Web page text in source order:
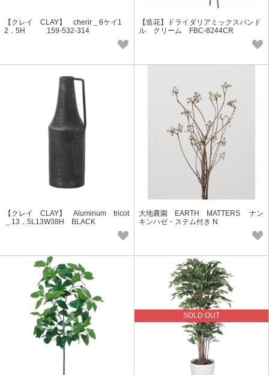
【クレイ CLAY】 cherir＿6ケイ1
2．5H 159-532-314
【造花】ドライダリアミックスバンド
ル クリーム FBC-8244CR
【クレイ CLAY】 Aluminum tricot
＿13．5L13W38H BLACK
大地農園 EARTH MATTERS ナン
キンハゼ・ステム付き N
SOLD OUT